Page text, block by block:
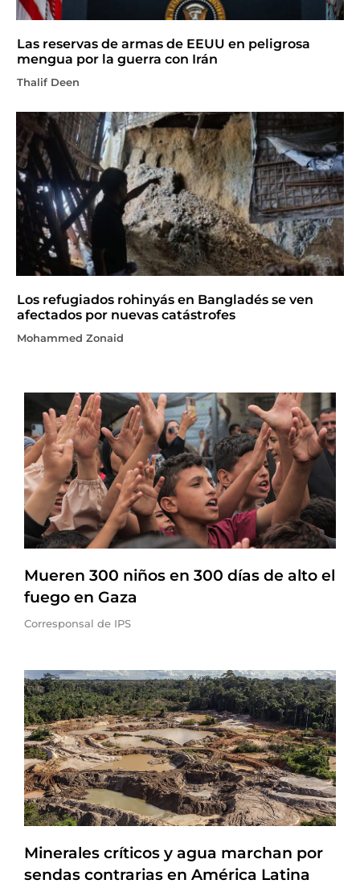
Las reservas de armas de EEUU en peligrosa
mengua por la guerra con Irán
Thalif Deen
Los refugiados rohinyás en Bangladés se ven
afectados por nuevas catástrofes
Mohammed Zonaid
Mueren 300 niños en 300 días de alto el
fuego en Gaza
Corresponsal de IPS
Minerales críticos y agua marchan por
sendas contrarias en América Latina